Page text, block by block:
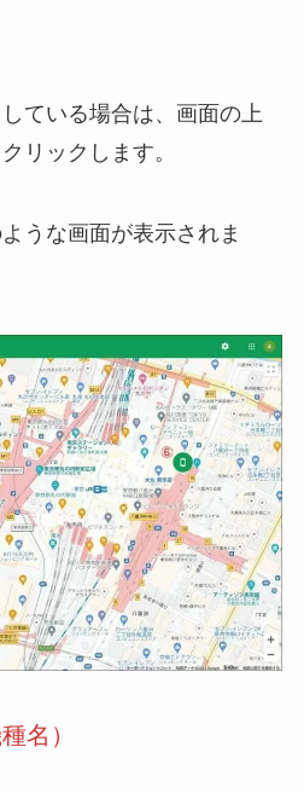
ている場合は、画面の上
リックします。
うな画面が表示されま
名）